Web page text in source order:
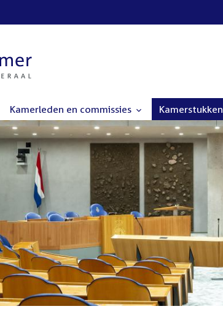
Kamerleden en commissies Kamerstukken